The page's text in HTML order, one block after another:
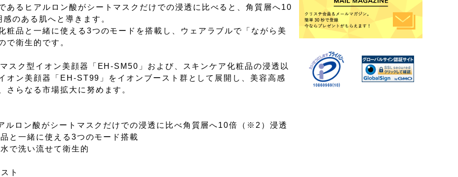
あるヒアルロン酸がシートマスクだけでの浸透に比べると、角質層へ10
のある肌へと導きます。
粧品と一緒に使える3つのモードを搭載し、ウェアラブルで「ながら美
で衛生的です。
スク型イオン美顔器「EH-SM50」および、スキンケア化粧品の浸透以
オン美顔器「EH-ST99」をイオンブースト群として展開し、美容高感
さらなる市場拡大に努めます。
ロン酸がシートマスクだけでの浸透に比べ角質層へ10倍（※2）浸透
と一緒に使える3つのモード搭載
で洗い流せて衛生的
ト